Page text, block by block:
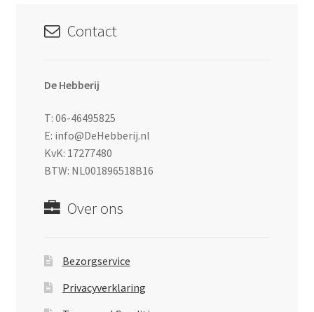
Contact
De Hebberij
T: 06-46495825
E: info@DeHebberij.nl
KvK: 17277480
BTW: NL001896518B16
Over ons
Bezorgservice
Privacyverklaring